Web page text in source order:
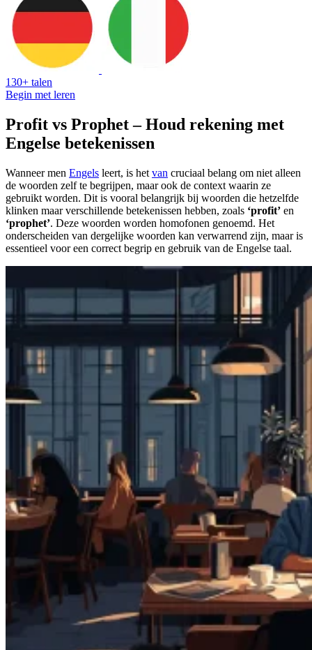
130+ talen
Begin met leren
Profit vs Prophet – Houd rekening met
Engelse betekenissen
Wanneer men Engels leert, is het van cruciaal belang om niet alleen
de woorden zelf te begrijpen, maar ook de context waarin ze
gebruikt worden. Dit is vooral belangrijk bij woorden die hetzelfde
klinken maar verschillende betekenissen hebben, zoals ‘profit’ en
‘prophet’. Deze woorden worden homofonen genoemd. Het
onderscheiden van dergelijke woorden kan verwarrend zijn, maar is
essentieel voor een correct begrip en gebruik van de Engelse taal.